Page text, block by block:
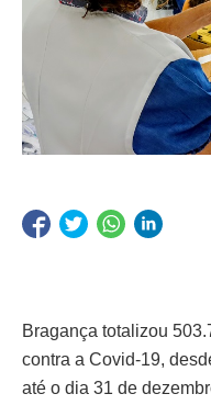
Bragança totalizou
contra a Covid-19,
até o dia 31 de